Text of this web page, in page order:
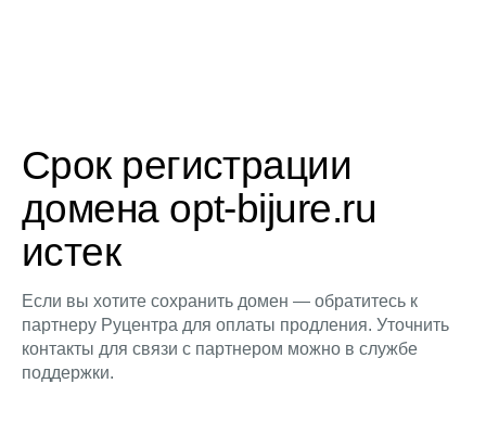
Срок регистрации
домена opt-bijure.ru
истек
Если вы хотите сохранить домен — обратитесь к
партнеру Руцентра для оплаты продления. Уточнить
контакты для связи с партнером можно в службе
поддержки.